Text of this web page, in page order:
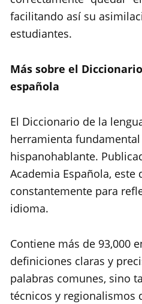
facilitando así su
estudiantes.
Más sobre el
española
El Diccionario de la
herramienta
hispanohablante.
Academia Española,
constantemente para
idioma.
Contiene más de 93,000
definiciones claras y
palabras comunes, sino
técnicos y regionalismos